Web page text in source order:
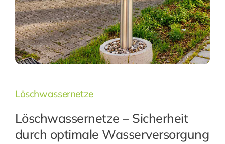
Löschwassernetze
Löschwassernetze – Sicherheit
durch optimale Wasserversorgung